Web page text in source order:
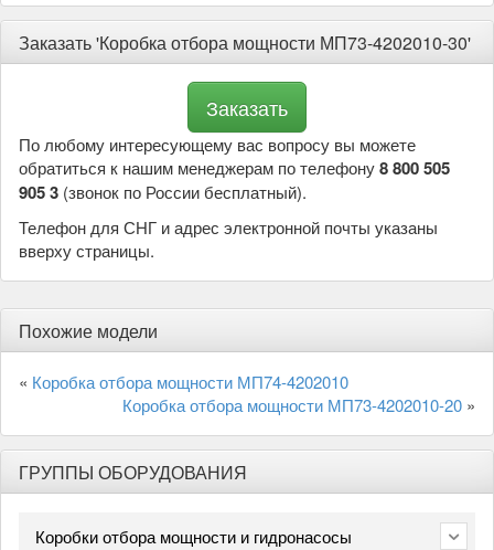
Заказать 'Коробка отбора мощности МП73-4202010-30'
По любому интересующему вас вопросу вы можете
обратиться к нашим менеджерам по телефону8 800 505
905 3 (звонок по России бесплатный).
Телефон для СНГ и адрес электронной почты указаны
вверху страницы.
Похожие модели
« Коробка отбора мощности МП74-4202010
Коробка отбора мощности МП73-4202010-20 »
ГРУППЫ ОБОРУДОВАНИЯ
Коробки отбора мощности и гидронасосы